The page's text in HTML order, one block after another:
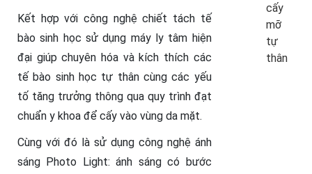
Kết hợp với công nghệ chiết tách tế
bào sinh học sử dụng máy ly tâm hiện
đại giúp chuyên hóa và kích thích các
tế bào sinh học tự thân cùng các yếu
tố tăng trưởng thông qua quy trình đạt
chuẩn y khoa để cấy vào vùng da mặt.
Cùng với đó là sử dụng công nghệ ánh
sáng Photo Light: ánh sáng có bước
cấy
mỡ
tự
thân